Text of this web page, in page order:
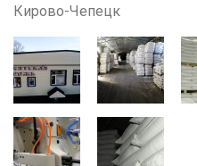
Кирово-Чепецк